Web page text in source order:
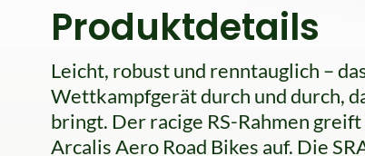
Produktdetails
Leicht, robust und renntauglich –
Wettkampfgerät durch und durch,
bringt. Der racige RS-Rahmen
Arcalis Aero Road Bikes auf. Die